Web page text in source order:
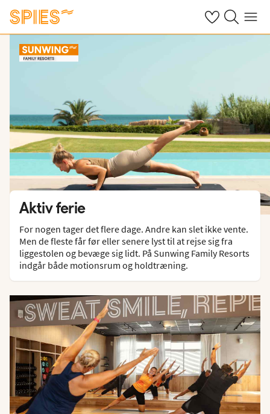
Se dine gemte
Søg påMenu
Aktiv ferie
For nogen tager det flere dage. Andre kan slet ikke vente.
Men de fleste får før eller senere lyst til at rejse sig fra
liggestolen og bevæge sig lidt. På Sunwing Family Resorts
indgår både motionsrum og holdtræning.